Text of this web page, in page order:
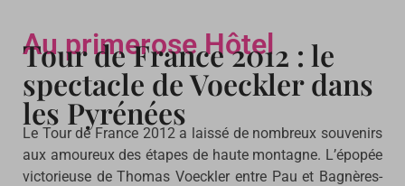
Au primerose Hôtel
Tour de France 2012 : le
spectacle de Voeckler dans
les Pyrénées
Le Tour de France 2012 a laissé de nombreux souvenirs
aux amoureux des étapes de haute montagne. L’épopée
victorieuse de Thomas Voeckler entre Pau et Bagnères-